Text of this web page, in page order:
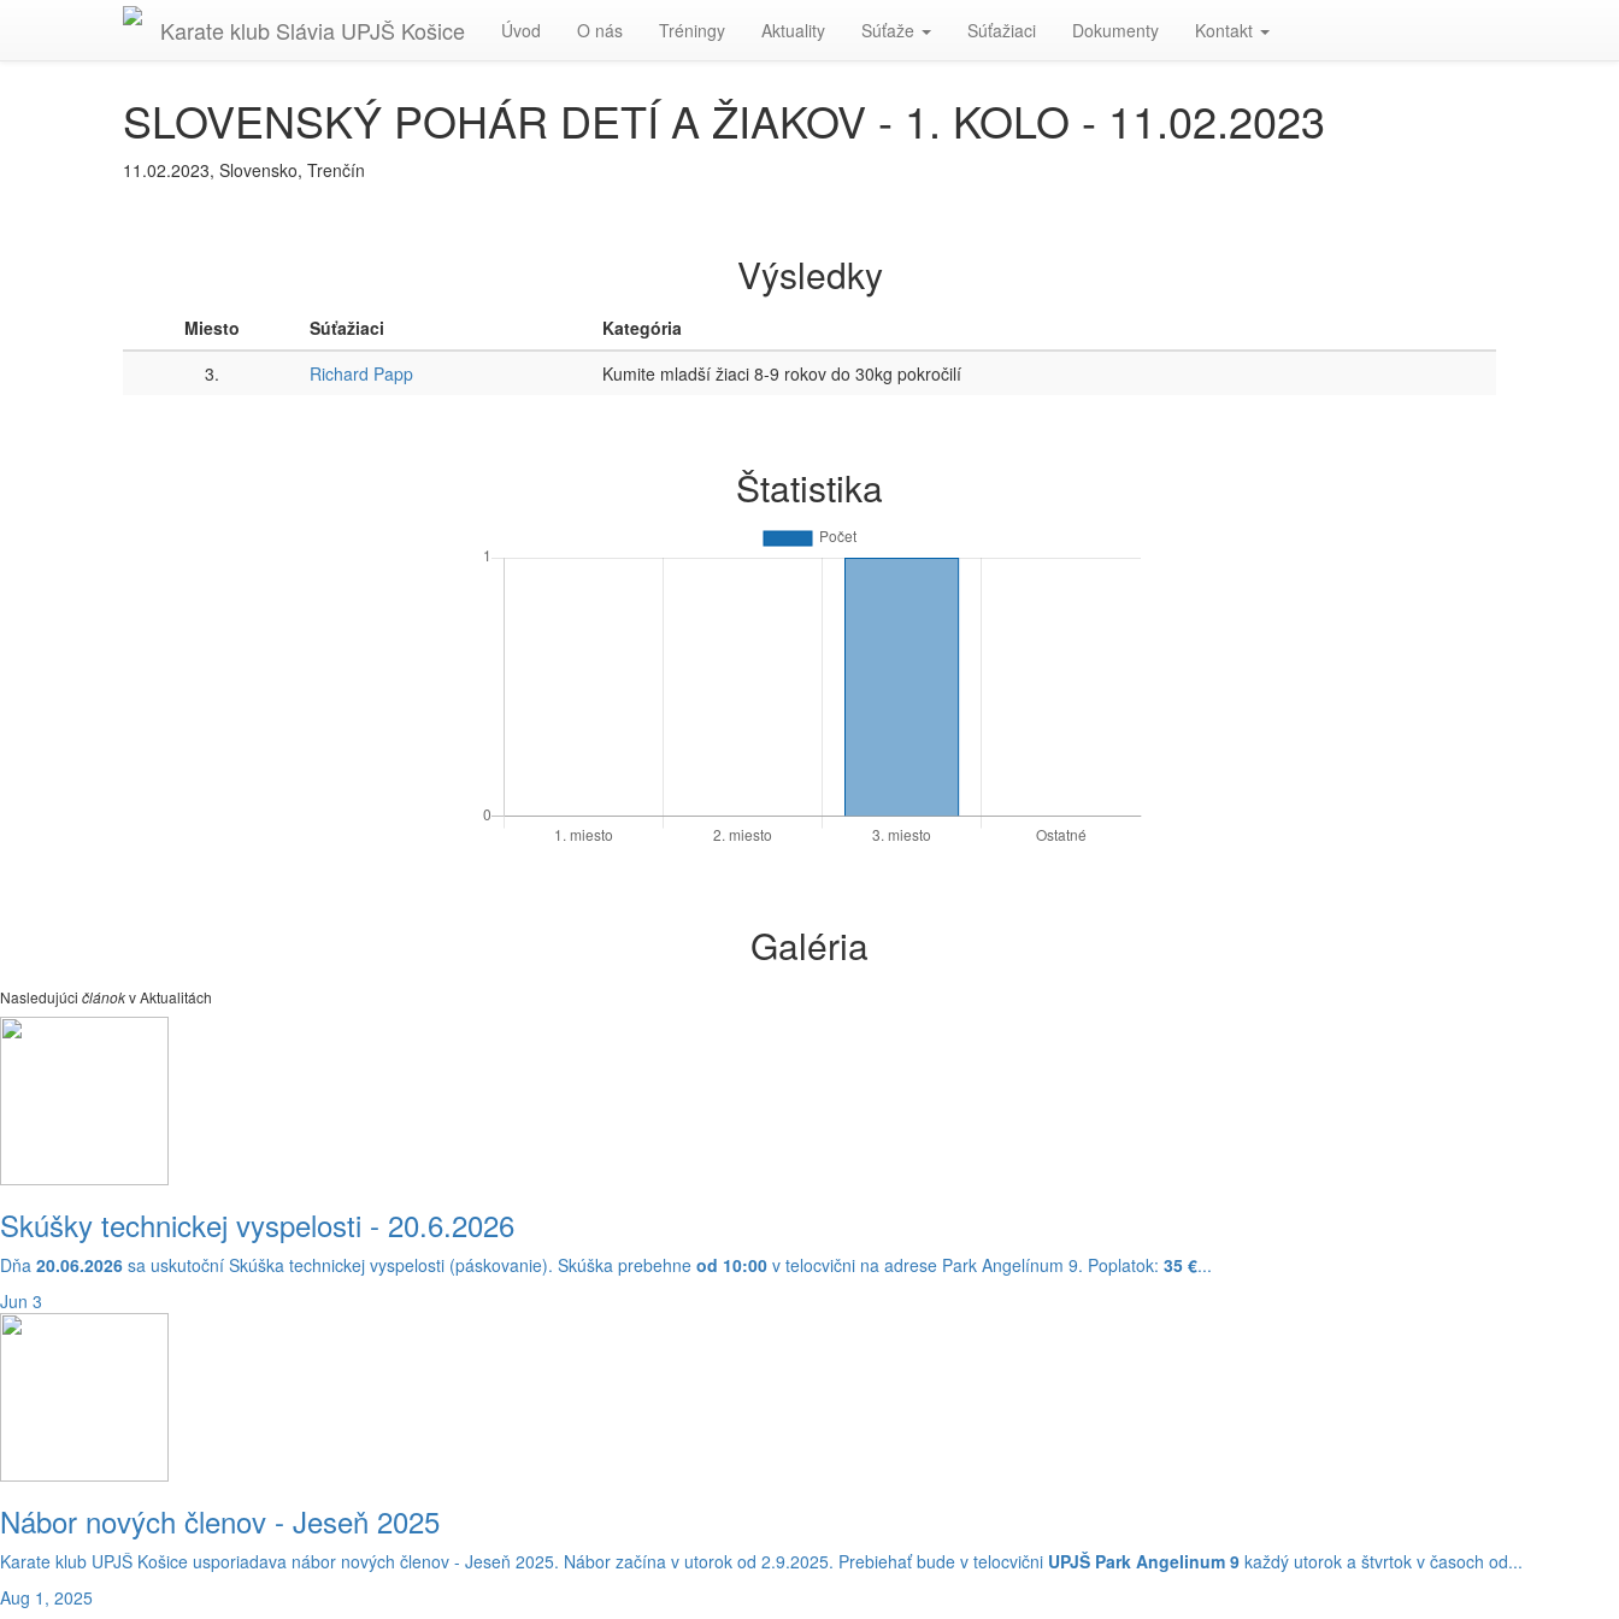
Karate klub Slávia UPJŠ Košice Úvod O nás Tréningy Aktuality Súťaže Súťažiaci Dokumenty Kontakt
SLOVENSKÝ POHÁR DETÍ A ŽIAKOV - 1. KOLO - 11.02.2023
11.02.2023, Slovensko, Trenčín
Výsledky
Miesto Súťažiaci
Kategória
3.
Richard Papp Kumite mladší žiaci 8-9 rokov do 30kg pokročilí
Štatistika
Galéria
Nasledujúci článokv Aktualitách
Skúšky technickej vyspelosti - 20.6.2026
Dňa 20.06.2026 sa uskutoční Skúška technickej vyspelosti (páskovanie). Skúška prebehne od 10:00 v telocvični na adrese Park Angelínum 9. Poplatok: 35 €...
Jun 3
Nábor nových členov - Jeseň 2025
Karate klub UPJŠ Košice usporiadava nábor nových členov - Jeseň 2025. Nábor začína v utorok od 2.9.2025. Prebiehať bude v telocvični UPJŠ Park Angelinum 9 každý utorok a štvrtok v časoch od...
Aug 1, 2025